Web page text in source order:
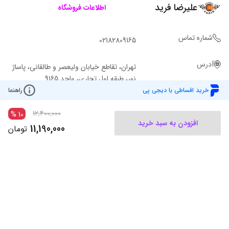
خرید اقساطی با دیجی پی راهنما
افزودن به سبد خرید
12,400,000
10
%
11,190,000 تومان
علیرضا فرید اطلاعات فروشگاه
شماره تماس 02182809165
آدرس
تهران، تقاطع خیابان ولیعصر و طالقانی، پاساژ
نور، طبقه اول تجاری، واحد 9165